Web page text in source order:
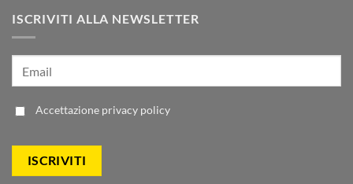
ISCRIVITI ALLA NEWSLETTER
Accettazione privacy policy